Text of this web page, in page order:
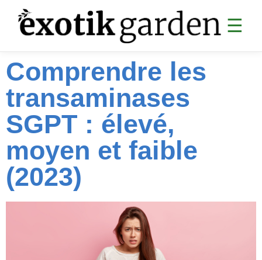
☰
SANTÉ
Digestion
Analyses sanguines
Sommeil & CBD
Cardiovasculaire
Comprendre les
transaminases
SGPT : élevé,
moyen et faible
(2023)